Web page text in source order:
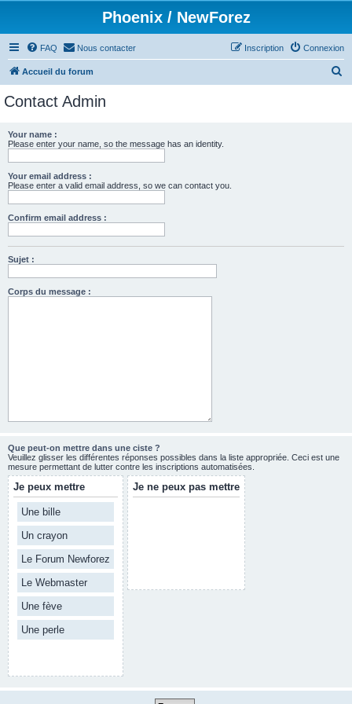
Phoenix / NewForez
FAQ Nous contacter Connexion
Inscription
Accueil du forum
Contact Admin
Your name :
Please enter your name, so the message has an identity.
Your email address :
Please enter a valid email address, so we can contact you.
Confirm email address :
Sujet :
Corps du message :
Que peut-on mettre dans une ciste ?
Veuillez glisser les différentes réponses possibles dans la liste appropriée. Ceci est une
mesure permettant de lutter contre les inscriptions automatisées.
Je peux mettre
Une bille
Un crayon
Le Forum Newforez
Le Webmaster
Une fève
Une perle
Je ne peux pas mettre